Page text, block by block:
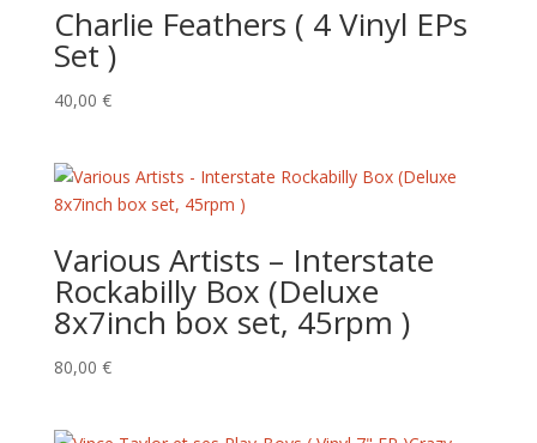
Charlie Feathers ( 4 Vinyl EPs
Set )
40,00 €
Various Artists – Interstate
Rockabilly Box (Deluxe
8x7inch box set, 45rpm )
80,00 €